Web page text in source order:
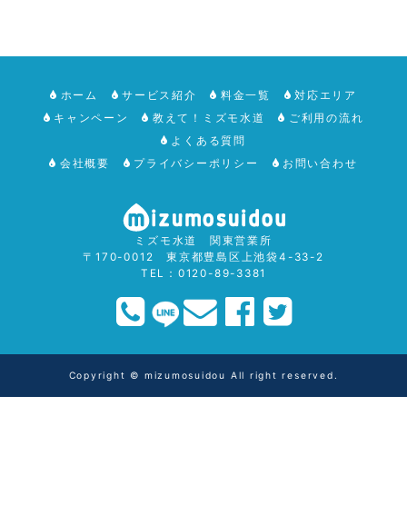
ホーム サービス紹介 料金一覧
対応エリア
キャンペーン
教えて！ミズモ水道
ご利用の流れ
よくある質問
会社概要
プライバシーポリシー お問い合わせ
ミズモ水道 関東営業所
〒170-0012 東京都豊島区上池袋4-33-2
TEL：0120-89-3381
Copyright © mizumosuidou All right reserved.